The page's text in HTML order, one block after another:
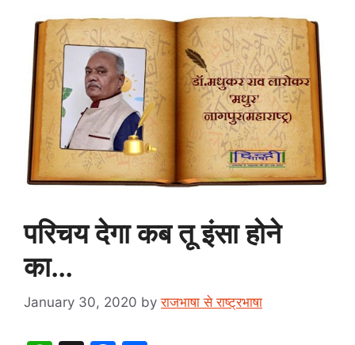
परिचय देगा कब तू इंसा होने
का…
January 30, 2020 byराजभाषा से राष्ट्रभाषा